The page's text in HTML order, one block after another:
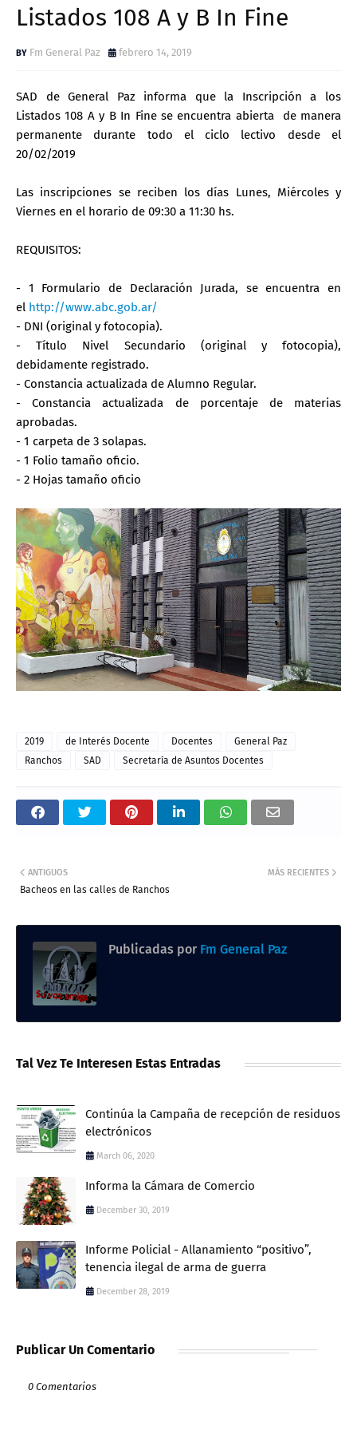
Listados 108 A y B In Fine
Fm General Paz febrero 14, 2019
SAD de General Paz informa que la Inscripción a los
Listados 108 A y B In Fine se encuentra abierta de manera
permanente durante todo el ciclo lectivo desde el
20/02/2019
Las inscripciones se reciben los días Lunes, Miércoles y
Viernes en el horario de 09:30 a 11:30 hs.
REQUISITOS:
- 1 Formulario de Declaración Jurada, se encuentra en
el http://www.abc.gob.ar/
- DNI (original y fotocopia).
- Título Nivel Secundario (original y fotocopia),
debidamente registrado.
- Constancia actualizada de Alumno Regular.
- Constancia actualizada de porcentaje de materias
aprobadas.
- 1 carpeta de 3 solapas.
- 1 Folio tamaño oficio.
- 2 Hojas tamaño oficio
2019 de Interés Docente Docentes
General Paz
Ranchos
SAD Secretaría de Asuntos Docentes
MÁS RECIENTES
ANTIGUOS
Bacheos en las calles de Ranchos
Publicadas por Fm General Paz
Tal Vez Te Interesen Estas Entradas
Continúa la Campaña de recepción de residuos
electrónicos
March 06, 2020
Informa la Cámara de Comercio
December 30, 2019
Informe Policial - Allanamiento “positivo”,
tenencia ilegal de arma de guerra
December 28, 2019
Publicar Un Comentario
0 Comentarios